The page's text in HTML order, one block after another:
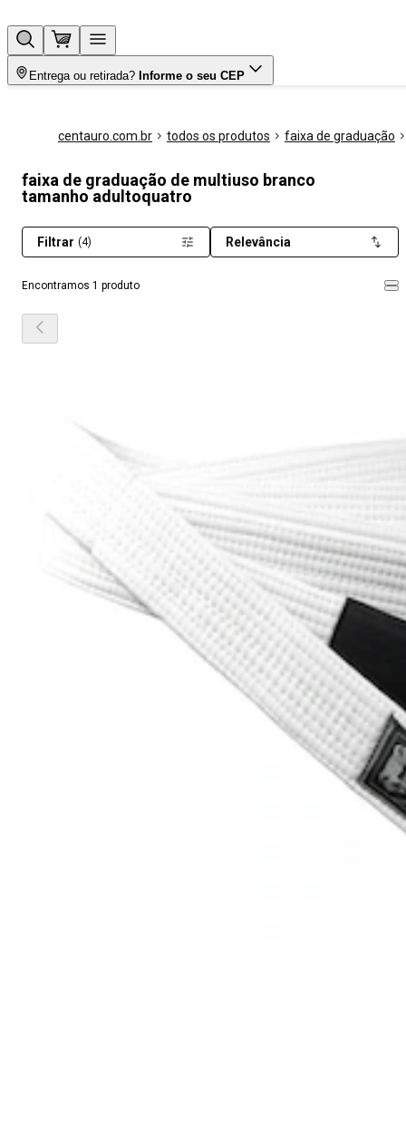
Entrega ou retirada? Informe o seu CEP
centauro.com.br todos os produtos faixa de graduação
faixa de graduação de multiuso branco
tamanho adultoquatro
Encontramos 1 produto
Filtrar (4) Relevância